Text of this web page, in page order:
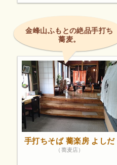
金峰山ふもとの絶品手打ち
蕎麦。
手打ちそば 蕎楽房 よしだ
（蕎麦店）